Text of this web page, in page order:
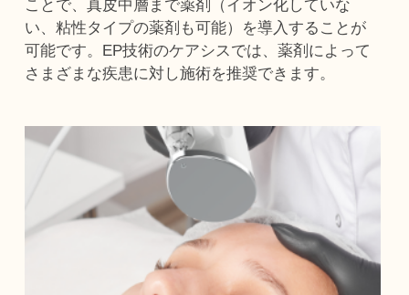
ことで、真皮中層まで薬剤（イオン化していな
い、粘性タイプの薬剤も可能）を導入することが
可能です。EP技術のケアシスでは、薬剤によって
さまざまな疾患に対し施術を推奨できます。